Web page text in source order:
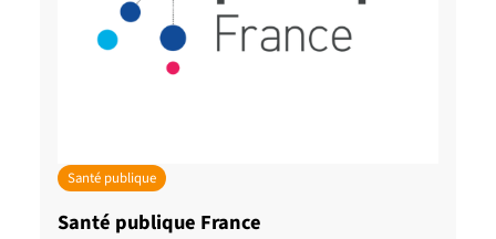
Santé publique
Santé publique France